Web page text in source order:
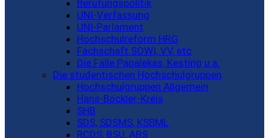
Berufungspolitik
UNI-Verfassung
UNI-Parlament
Hochschulreform HRG
Fachschaft SOWI, VV, etc
Die Fälle Papalekas, Kesting u.a.
Die studentischen Hochschulgruppen
Hochschulgruppen Allgemein
Hans-Böckler-Kreis
SHB
SDS, SDSMS, KSBML
RCDS, BSU, ABS